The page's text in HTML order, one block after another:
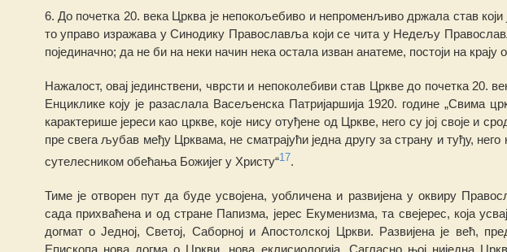
6. До почетка 20. века Црква је непокољебиво и непроменљиво држала став
то управо изражава у Синодику Православља који се чита у Недељу
појединачно; да не би на неки начин нека остала изван анатеме, постоји на крају
Нажалост, овај јединствени, чврсти и непоколебиви став Цркве до почетка 20. ве
Енциклике коју је разаслала Васељенска Патријаршија 1920. године „Свима
карактерише јереси као цркве, које нису отуђене од Цркве, него су јој своје и
пре свега љубав међу Црквама, не сматрајући једна другу за страну и туђу, него
сутелесником обећања Божијег у Христу“17.
Тиме је отворен пут да буде усвојена, уобличена и развијена у оквиру
сада прихваћена и од стране Папизма, јерес Екуменизма, та свејерес, која
догмат о Једној, Светој, Саборној и Апостолској Цркви. Развијена је већ, п
Епископа нова догма о Цркви, нова еклисиологија. Сагласно њој ниједна